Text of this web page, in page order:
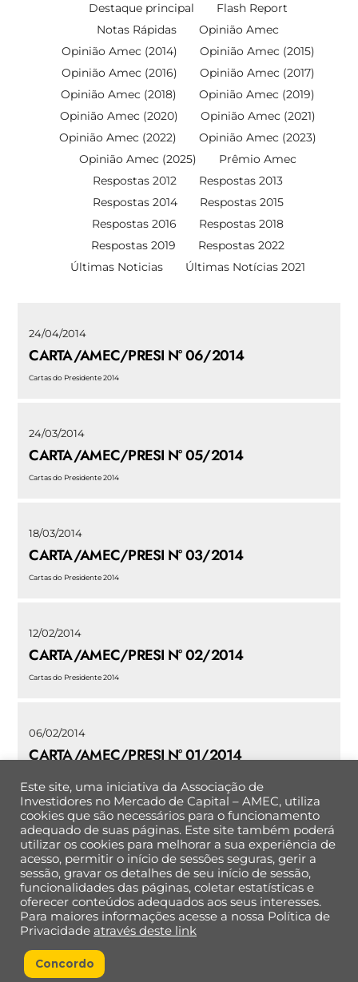
Destaque principal
Flash Report
Notas Rápidas
Opinião Amec
Opinião Amec (2014)
Opinião Amec (2015)
Opinião Amec (2016)
Opinião Amec (2017)
Opinião Amec (2018)
Opinião Amec (2019)
Opinião Amec (2020)
Opinião Amec (2021)
Opinião Amec (2022)
Opinião Amec (2023)
Opinião Amec (2025)
Prêmio Amec
Respostas 2012
Respostas 2013
Respostas 2014
Respostas 2015
Respostas 2016
Respostas 2018
Respostas 2019
Respostas 2022
Últimas Noticias
Últimas Notícias 2021
24/04/2014
CARTA/AMEC/PRESI N° 06/2014
Cartas do Presidente 2014
24/03/2014
CARTA/AMEC/PRESI N° 05/2014
Cartas do Presidente 2014
18/03/2014
CARTA/AMEC/PRESI N° 03/2014
Cartas do Presidente 2014
12/02/2014
CARTA/AMEC/PRESI N° 02/2014
Cartas do Presidente 2014
06/02/2014
CARTA/AMEC/PRESI N° 01/2014
Back
To
Política de Privacidade de Dados
Este site, uma iniciativa da Associação de
Investidores no Mercado de Capital – AMEC, utiliza
cookies que são necessários para o funcionamento
adequado de suas páginas. Este site também poderá
utilizar os cookies para melhorar a sua experiência de
acesso, permitir o início de sessões seguras, gerir a
sessão, gravar os detalhes de seu início de sessão,
funcionalidades das páginas, coletar estatísticas e
oferecer conteúdos adequados aos seus interesses.
Para maiores informações acesse a nossa Política de
Privacidade através deste link
Concordo